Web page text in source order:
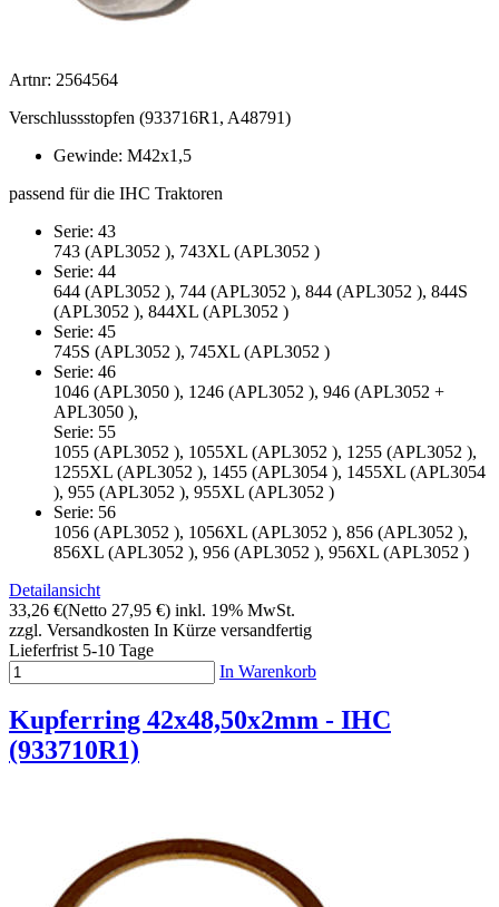
Artnr: 2564564
Verschlussstopfen (933716R1, A48791)
Gewinde: M42x1,5
passend für die IHC Traktoren
Serie: 43
743 (APL3052 ), 743XL (APL3052 )
Serie: 44
644 (APL3052 ), 744 (APL3052 ), 844 (APL3052 ), 844S
(APL3052 ), 844XL (APL3052 )
Serie: 45
745S (APL3052 ), 745XL (APL3052 )
Serie: 46
1046 (APL3050 ), 1246 (APL3052 ), 946 (APL3052 +
APL3050 ),
Serie: 55
1055 (APL3052 ), 1055XL (APL3052 ), 1255 (APL3052 ),
1255XL (APL3052 ), 1455 (APL3054 ), 1455XL (APL3054
), 955 (APL3052 ), 955XL (APL3052 )
Serie: 56
1056 (APL3052 ), 1056XL (APL3052 ), 856 (APL3052 ),
856XL (APL3052 ), 956 (APL3052 ), 956XL (APL3052 )
Detailansicht
33,26 €(Netto 27,95 €) inkl. 19% MwSt.
zzgl. Versandkosten In Kürze versandfertig
Lieferfrist 5-10 Tage
In Warenkorb
Kupferring 42x48,50x2mm - IHC
(933710R1)